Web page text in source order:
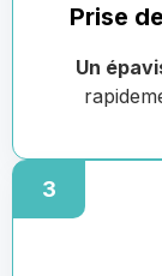
Prise
Un
3